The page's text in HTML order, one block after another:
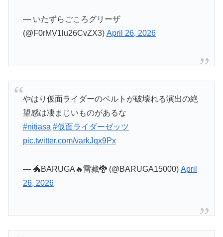
— いたずらごころグリーザ
(@F0rMV1lu26CvZX3) April 26, 2026
やはり仮面ライダーのベルトが破壊れる演出の絶
望感は凄まじいものがあるな
#nitiasa #仮面ライダーゼッツ
pic.twitter.com/varkJqx9Px
— 🐲BARUGA🔥雷藏🐉 (@BARUGA15000) April
26, 2026